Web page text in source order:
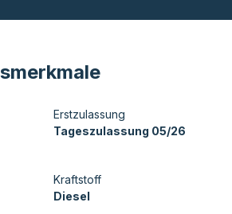
Erstzulassung
Tageszulassung 05/26
Kraftstoff
Diesel